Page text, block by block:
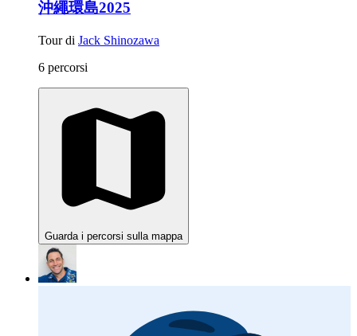
沖繩環島2025
Tour di Jack Shinozawa
6 percorsi
Guarda i percorsi sulla mappa